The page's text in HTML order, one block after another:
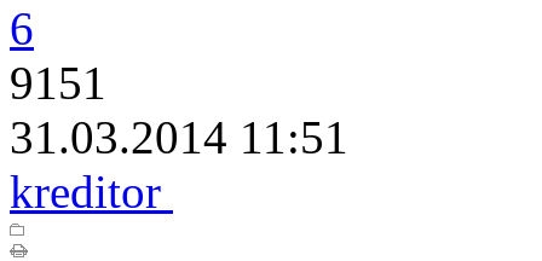
6
9151
31.03.2014 11:51
kreditor